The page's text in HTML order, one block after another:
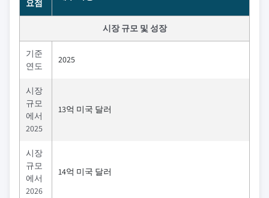
요점
시장 규모 및 성장
기준
연도
2025
시장
규모
에서
2025
13억 미국 달러
시장
규모
에서
2026
14억 미국 달러